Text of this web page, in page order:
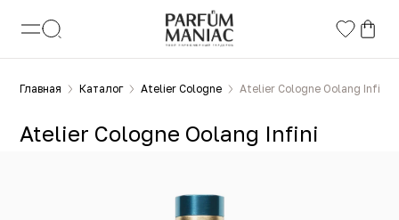
Главная Каталог Atelier Cologne Atelier Cologne Oolang Infini
Atelier Cologne Oolang Infini